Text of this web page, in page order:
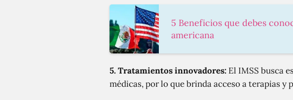
5 Beneficios que debes
americana
5.Tratamientos innovadores: El IMSS busca
médicas, por lo que brinda acceso a terapias